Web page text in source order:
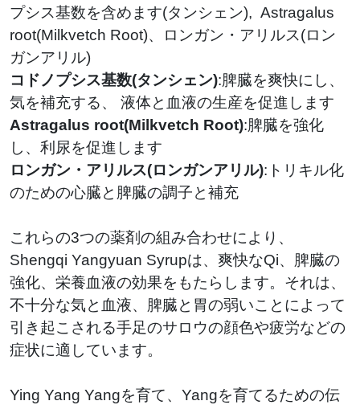
プシス基数を含めます(タンシェン), Astragalus
root(Milkvetch Root)、ロンガン・アリルス(ロン
ガンアリル)
コドノプシス基数(タンシェン):脾臓を爽快にし、
気を補充する、 液体と血液の生産を促進します
Astragalus root(Milkvetch Root):脾臓を強化
し、利尿を促進します
ロンガン・アリルス(ロンガンアリル):トリキル化
のための心臓と脾臓の調子と補充
これらの3つの薬剤の組み合わせにより、
Shengqi Yangyuan Syrupは、爽快なQi、脾臓の
強化、栄養血液の効果をもたらします。それは、
不十分な気と血液、脾臓と胃の弱いことによって
引き起こされる手足のサロウの顔色や疲労などの
症状に適しています。
Ying Yang Yangを育て、Yangを育てるための伝